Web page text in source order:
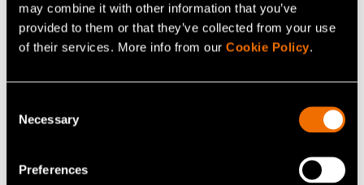
may combine it with other information that you’ve
provided to them or that they’ve collected from your use
of their services. More info from our Cookie Policy.
Selection
Necessary
Preferences
kevät -teoksen (engl. Silent Spring) julkaisu vuonna
1962, jolloin hyönteismyrkkyjen negatiiviset vaikutukset
luontoon ja ihmisten terveyteen alkoivat valjeta suurelle
yleisölle. Maailmanlaajuisesti ihmisiä kosketti myös
muutaman vuoden takainen Ellen MacArthur -säätiön
arvio, että vuonna 2050 merissä on enemmän muovia
Valtaoja helmikuussa 2018 ennustaessaan